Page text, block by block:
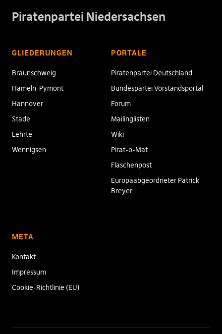
Piratenpartei Niedersachsen
GLIEDERUNGEN
Braunschweig
Hameln-Pymont
Hannover
Stade
Lehrte
Wennigsen
PORTALE
Piratenpartei Deutschland
Bundespartei Vorstandsportal
Forum
Mailinglisten
Wiki
Pirat-o-Mat
Flaschenpost
Europaabgeordneter Patrick
Breyer
META
Kontakt
Impressum
Cookie-Richtlinie (EU)